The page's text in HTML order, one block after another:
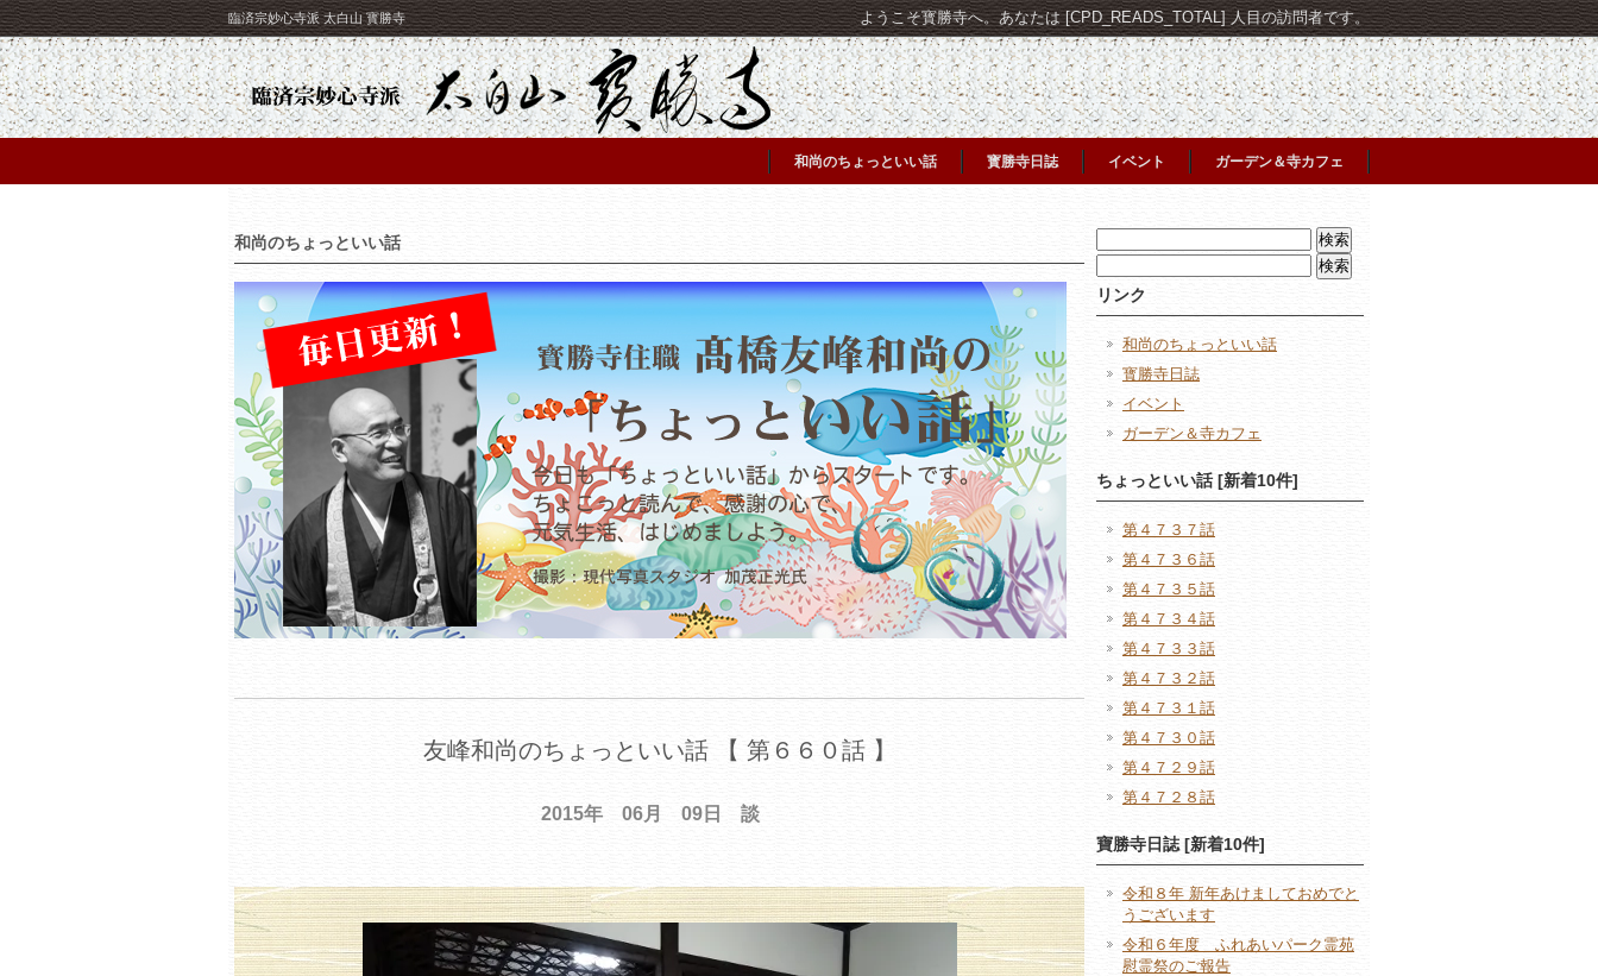
臨済宗妙心寺派 太白山 寳勝寺 ようこそ寳勝寺へ。あなたは [CPD_READS_TOTAL] 人目の訪問者です。
和尚のちょっといい話 寳勝寺日誌 イベント ガーデン＆寺カフェ
和尚のちょっといい話
友峰和尚のちょっといい話 【 第６６０話 】
2015年 06月 09日 談
索:
索:
リンク
和尚のちょっといい話
寳勝寺日誌
イベント
ガーデン＆寺カフェ
ちょっといい話 [新着10件]
第４７３７話
第４７３６話
第４７３５話
第４７３４話
第４７３３話
第４７３２話
第４７３１話
第４７３０話
第４７２９話
第４７２８話
寶勝寺日誌 [新着10件]
令和８年 新年あけましておめでと
うございます
令和６年度 ふれあいパーク霊苑
慰霊祭のご報告